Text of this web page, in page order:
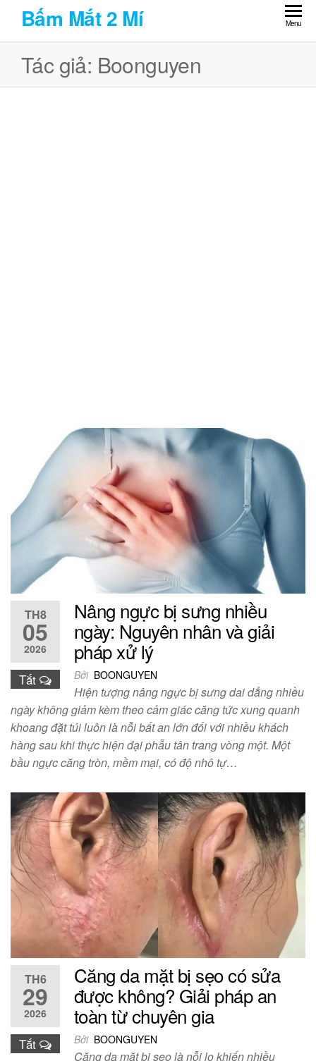
the
content
Bấm Mắt 2 Mí Menu
Tác giả: Boonguyen
TH8
05
2026
Tắt
Nâng ngực bị sưng nhiều
ngày: Nguyên nhân và giải
pháp xử lý
Bởi BOONGUYEN
Hiện tượng nâng ngực bị sưng dai dẳng nhiều
ngày không giảm kèm theo cảm giác căng tức xung quanh
khoang đặt túi luôn là nỗi bất an lớn đối với nhiều khách
hàng sau khi thực hiện đại phẫu tân trang vòng một. Một
bầu ngực căng tròn, mềm mại, có độ nhô tự…
TH6
29
2026
Tắt
Căng da mặt bị sẹo có sửa
được không? Giải pháp an
toàn từ chuyên gia
Bởi BOONGUYEN
Căng da mặt bị sẹo là nỗi lo khiến nhiều